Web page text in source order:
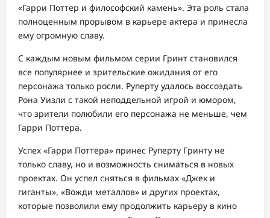
«Гарри Поттер и философский камень». Эта роль стала
полноценным прорывом в карьере актера и принесла
ему огромную славу.
С каждым новым фильмом серии Гринт становился
все популярнее и зрительские ожидания от его
персонажа только росли. Руперту удалось воссоздать
Рона Уизли с такой неподдельной игрой и юмором,
что зрители полюбили его персонажа не меньше, чем
Гарри Поттера.
Успех «Гарри Поттера» принес Руперту Гринту не
только славу, но и возможность сниматься в новых
проектах. Он успел сняться в фильмах «Джек и
гиганты», «Вожди металлов» и других проектах,
которые позволили ему продолжить карьеру в кино